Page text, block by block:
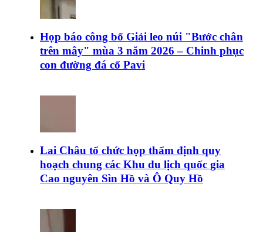
Họp báo công bố Giải leo núi "Bước chân
trên mây" mùa 3 năm 2026 – Chinh phục
con đường đá cổ Pavi
Lai Châu tổ chức họp thẩm định quy
hoạch chung các Khu du lịch quốc gia
Cao nguyên Sìn Hồ và Ô Quy Hồ